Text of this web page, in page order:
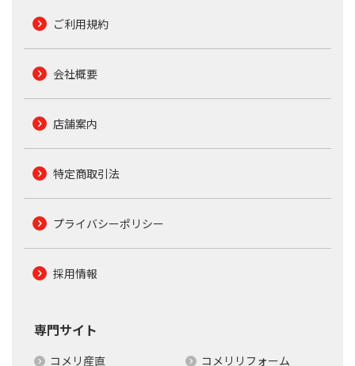
ご利用規約
会社概要
店舗案内
特定商取引法
プライバシーポリシー
採用情報
専門サイト
コメリ産直 コメリリフォーム